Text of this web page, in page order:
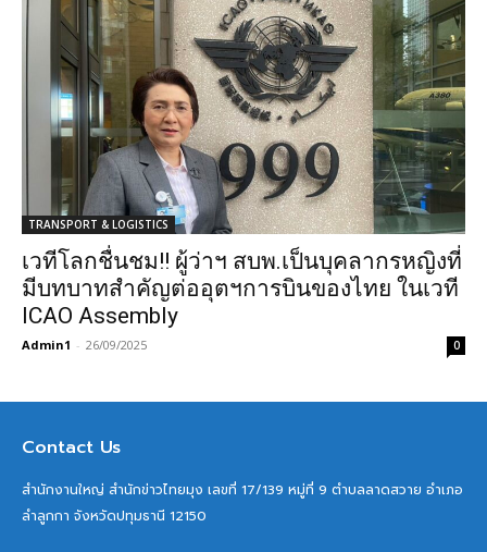
TRANSPORT & LOGISTICS
เวทีโลกชื่นชม!! ผู้ว่าฯ สบพ.เป็นบุคลากรหญิงที่
มีบทบาทสำคัญต่ออุตฯการบินของไทย ในเวที
ICAO Assembly
Admin1 - 26/09/2025 0
Contact Us
สำนักงานใหญ่ สำนักข่าวไทยมุง เลขที่ 17/139 หมู่ที่ 9 ตำบลลาดสวาย อำเภอ
ลำลูกกา จังหวัดปทุมธานี 12150